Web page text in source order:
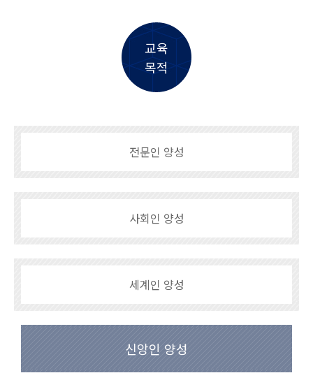
교육
목적
전문인 양성
사회인 양성
세계인 양성
신앙인 양성